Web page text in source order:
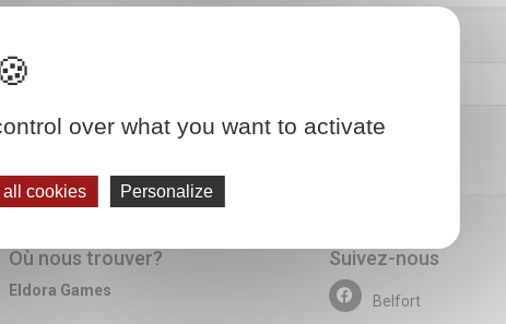
Où nous trouver?
Eldora Games
Suivez-nous
Belfort
over what you want to activate
all cookies Personalize